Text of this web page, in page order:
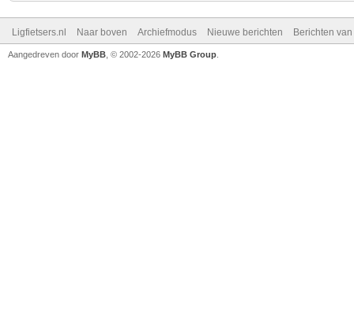
Ligfietsers.nl Naar boven Archiefmodus Nieuwe berichten Berichten
Aangedreven door MyBB , © 2002-2026 MyBB Group